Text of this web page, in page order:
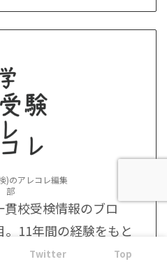
)のアレコレ編集
部
校受検情報のブロ
11年間の経験をもと
学受験・教育の情報・
Twitter Top